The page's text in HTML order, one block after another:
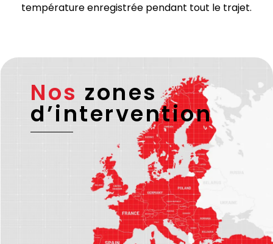
température enregistrée pendant tout le trajet.
Nos zones
d’intervention